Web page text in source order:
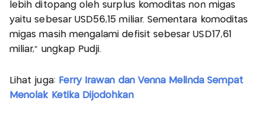
lebih ditopang oleh surplus komoditas non migas
yaitu sebesar USD56,15 miliar. Sementara komoditas
migas masih mengalami defisit sebesar USD17,61
miliar," ungkap Pudji.
Lihat juga: Ferry Irawan dan Venna Melinda Sempat
Menolak Ketika Dijodohkan